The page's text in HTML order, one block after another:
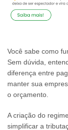
Você sabe como
Sem dúvida,
diferença entre
manter sua
o orçamento.
A criação do
simplificar a